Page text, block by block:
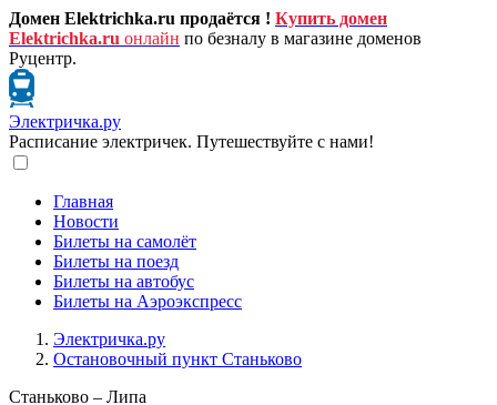
Домен Elektrichka.ru продаётся ! Купить домен
Elektrichka.ru онлайн по безналу в магазине доменов
Руцентр.
Электричка.ру
Расписание электричек. Путешествуйте с нами!
Главная
Новости
Билеты на самолёт
Билеты на поезд
Билеты на автобус
Билеты на Аэроэкспресс
Электричка.ру
Остановочный пункт Станьково
Станьково – Липа